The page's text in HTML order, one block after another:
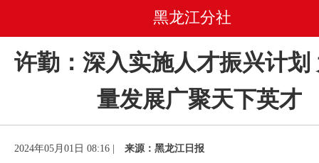
黑龙江分社
许勤：深入实施人才振兴计划
量发展广聚天下英才
2024年05月01日 08:16 | 来源：黑龙江日报